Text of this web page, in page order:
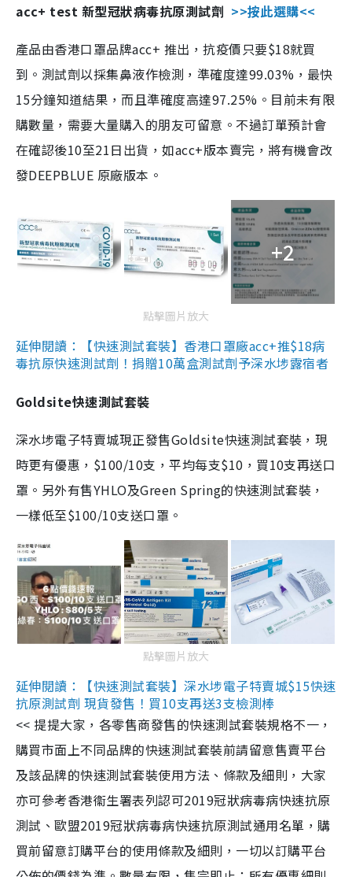
acc+ test 新型冠狀病毒抗原測試劑 >>按此選購<<
產品由香港口罩品牌acc+ 推出，抗疫價只要$18就買
到。測試劑以採集鼻液作檢測，準確度達99.03%，最快
15分鐘知道結果，而且準確度高達97.25%。目前未有限
購數量，需要大量購入的朋友可留意。不過訂單預計會
在確認後10至21日出貨，如acc+版本賣完，將有機會改
發DEEPBLUE 原廠版本。
+2
點擊圖片放大
延伸閱讀：【快速測試套裝】香港口罩廠acc+推$18病
毒抗原快速測試劑！捐贈10萬盒測試劑予深水埗露宿者
Goldsite快速測試套裝
深水埗電子特賣城現正發售Goldsite快速測試套裝，現
時更有優惠，$100/10支，平均每支$10，買10支再送口
罩。另外有售YHLO及Green Spring的快速測試套裝，
一樣低至$100/10支送口罩。
點擊圖片放大
延伸閱讀：【快速測試套裝】深水埗電子特賣城$15快速
抗原測試劑 現貨發售！買10支再送3支檢測棒
<< 提提大家，各零售商發售的快速測試套裝規格不一，
購買市面上不同品牌的快速測試套裝前請留意售賣平台
及該品牌的快速測試套裝使用方法、條款及細則，大家
亦可參考香港衞生署表列認可2019冠狀病毒病快速抗原
測試、歐盟2019冠狀病毒病快速抗原測試通用名單，購
買前留意訂購平台的使用條款及細則，一切以訂購平台